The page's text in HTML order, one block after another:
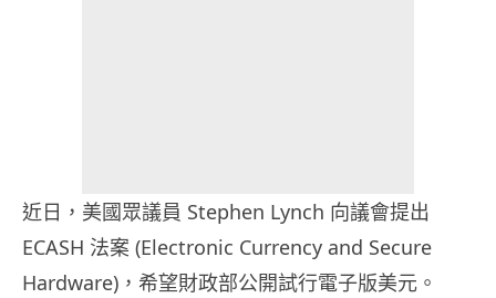
近日，美國眾議員 Stephen Lynch 向議會提出
ECASH 法案 (Electronic Currency and Secure
Hardware)，希望財政部公開試行電子版美元。